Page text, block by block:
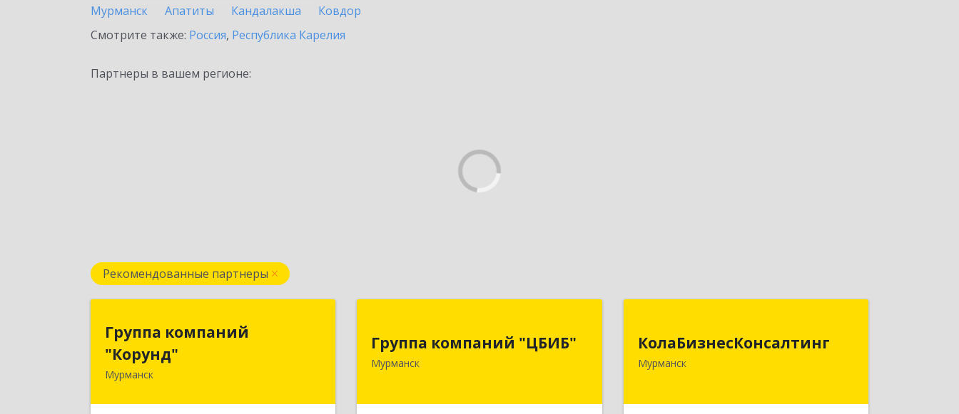
Мурманск
Апатиты Кандалакша
Ковдор
Смотрите также: Россия, Республика Карелия
Партнеры в вашем регионе:
Рекомендованные партнеры
Группа компаний
"Корунд"
Мурманск
Группа компаний
183025, Мурманская обл, Мурманск г,
Группа компаний "ЦБИБ"
Мурманск
183010, Мурманская обл, Мурманск г,
Подробнее
КолаБизнесКонсалтинг
Мурманск
Подробнее